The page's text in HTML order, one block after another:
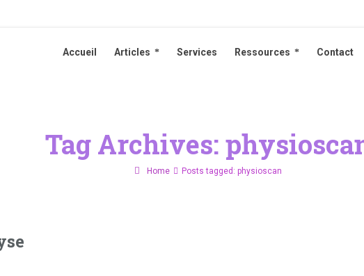
Accueil Articles Services Ressources Contact
Tag Archives:
Home Posts tagged: physioscan